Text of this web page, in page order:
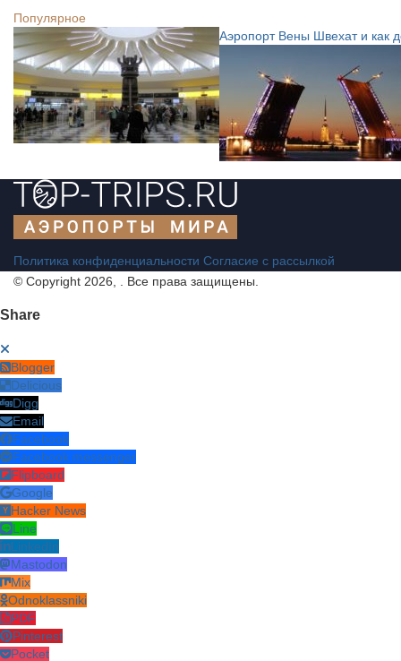
Популярное
Аэропорт Вены Швехат и как
Политика конфиденциальности Согласие с рассылкой
© Copyright 2026, . Все права защищены.
Share
Blogger
Delicious
Digg
Email
Facebook
Facebook messenger
Flipboard
Google
Hacker News
Line
LinkedIn
Mastodon
Mix
Odnoklassniki
PDF
Pinterest
Pocket